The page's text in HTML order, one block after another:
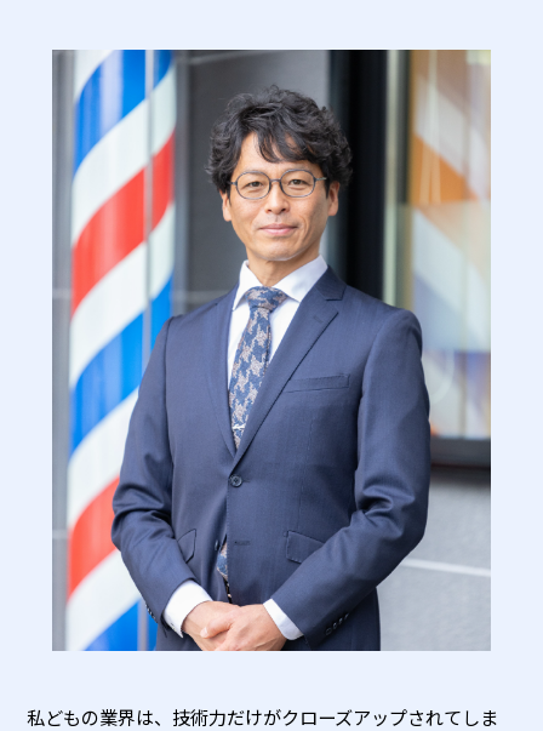
私どもの業界は、技術力だけがクローズアップされてしま